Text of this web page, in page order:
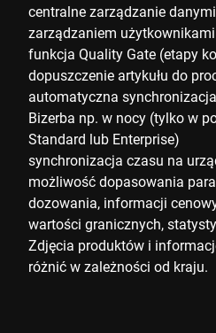
centralne zarządzanie
zarządzaniem użytkownikami
funkcja Quality Gate (etapy
dopuszczenie artykułu do
automatyczna
Bizerba np. w nocy (tylko w
Standard lub Enterprise)
synchronizacja czasu na
możliwość dopasowania
dozowania, informacji
wartości granicznych,
Zdjęcia produktów i
różnić w zależności od kraju.